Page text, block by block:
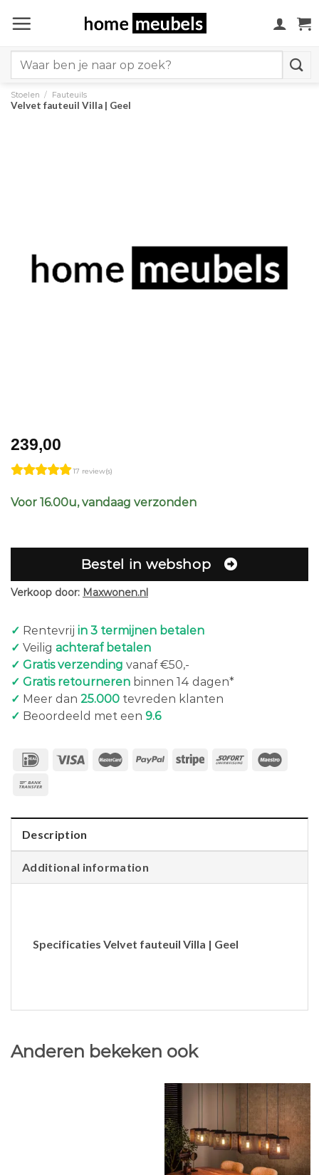
naar
for:
Stoelen / Fauteuils
Velvet fauteuil Villa | Geel
239,00
17 review(s)
Voor 16.00u, vandaag verzonden
Bestel in webshop
Verkoop door: Maxwonen.nl
✓ Rentevrij in 3 termijnen betalen
✓ Veilig achteraf betalen
✓ Gratis verzending vanaf €50,-
✓ Gratis retourneren binnen 14 dagen*
✓ Meer dan 25.000 tevreden klanten
✓ Beoordeeld met een 9.6
Description
Additional information
Specificaties Velvet fauteuil Villa | Geel
Anderen bekeken ook